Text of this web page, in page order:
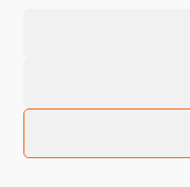
Leche